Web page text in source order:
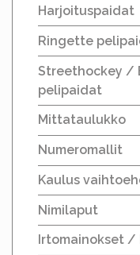
Harjoituspaidat
Ringette
Streethockey /
pelipaidat
Mittataulukko
Numeromallit
Kaulus
Nimilaput
Irtomainokset /